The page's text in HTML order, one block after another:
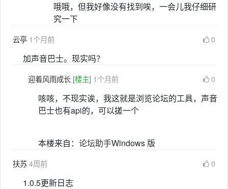
哦哦，但我好像没有找到唉，一会儿我仔细研
究一下
云亭 1个月前 0
加声音巴士。现实吗？
迎着风雨成长 [楼主] 1个月前 0
咳咳，不现实诶，我这就是浏览论坛的工具，声音
巴士也有api的，可以搓一个
本楼来自： 论坛助手Windows 版
扶苏4周前 0
1.0.5更新日志